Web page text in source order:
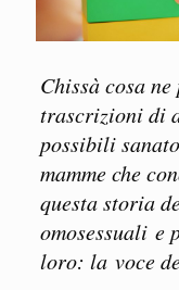
Chissà cosa
trascrizioni di
possibili
mamme che
questa storia
omosessuali e
loro: la voce